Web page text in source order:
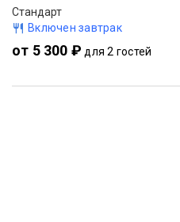
Стандарт
Включен завтрак
от 5 300 ₽ для 2 гостей